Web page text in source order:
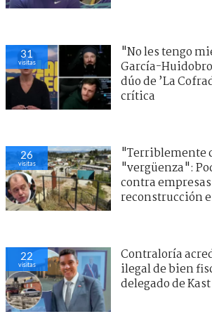
31
visitas
"No les tengo
García-
dúo de ’La
crítica
26
visitas
"Terriblemente
"vergüenza":
contra
reconstrucción
22
visitas
Contraloría
ilegal de bien
delegado de